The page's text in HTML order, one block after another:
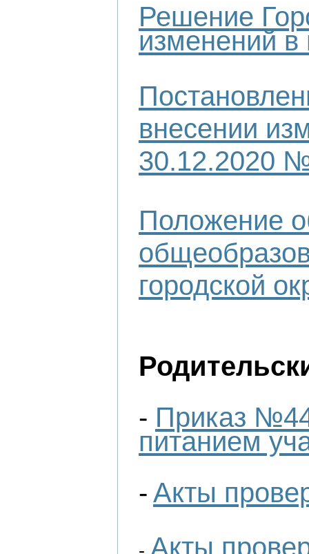
Решение
изменений
внесении
30.12.2020
Положение
городской
- Приказ
питанием
-Акты
Акты